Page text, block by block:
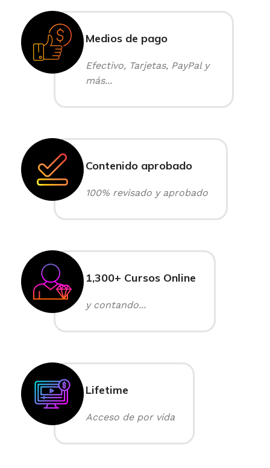
Medios de pago
Efectivo, Tarjetas, PayPal y
más...
Contenido aprobado
100% revisado y aprobado
1,300+ Cursos Online
y contando...
Lifetime
Acceso de por vida